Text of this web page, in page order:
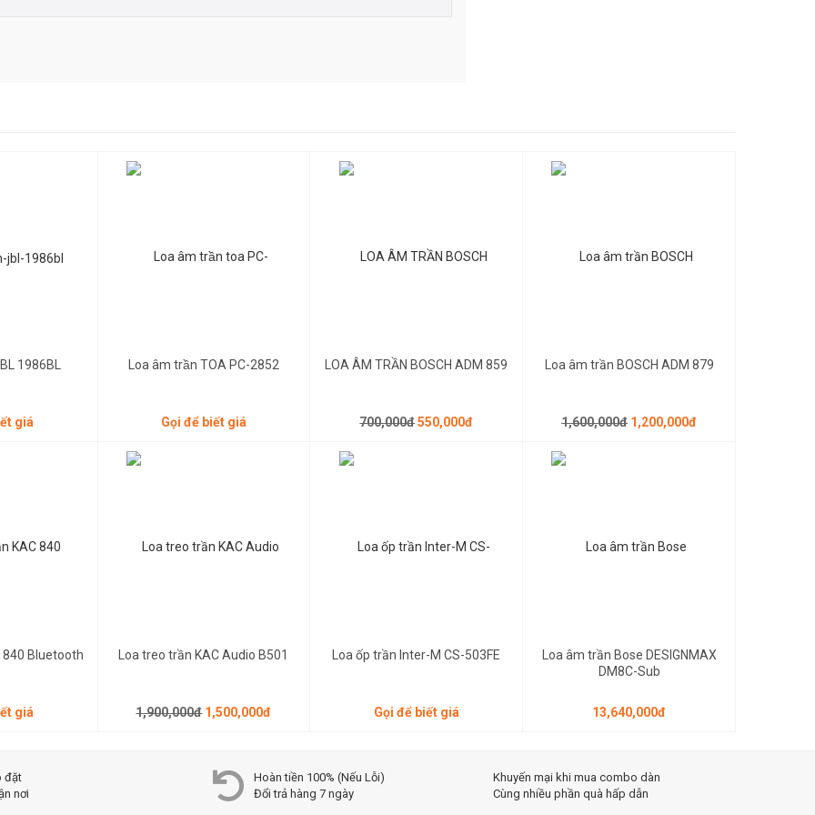
thực không méo tiếng
bến tàu, công viên…
1986BL
giá
Loa âm trần TOA PC-2852
Gọi để biết giá
LOA ÂM TRẦN BOSCH ADM 859
700,000đ550,000đ
Loa âm trần BOSCH ADM 879
1,600,000đ 1,200,000đ
840 Bluetooth
giá
Loa treo trần KAC Audio B501
1,900,000đ 1,500,000đ
Loa ốp trần Inter-M CS-503FE
Gọi để biết giá
Loa âm trần Bose DESIGNMAX
DM8C-Sub
13,640,000đ
đặt
nơi
Hoàn tiền 100% (Nếu Lỗi)
Đổi trả hàng 7 ngày
Khuyến mại khi mua combo dàn
Cùng nhiều phần quà hấp dẫn